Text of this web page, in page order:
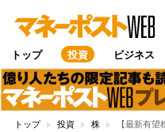
トップ 投資 ビジネス
トップ 投資 株 【最新有